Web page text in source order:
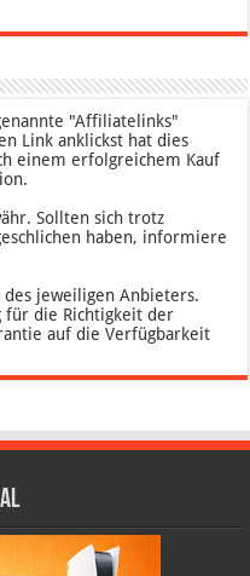
"Affiliatelinks"
Link anklickst hat dies
einem erfolgreichem Kauf
Sollten sich trotz
haben, informiere
jeweiligen Anbieters.
für die Richtigkeit der
auf die Verfügbarkeit